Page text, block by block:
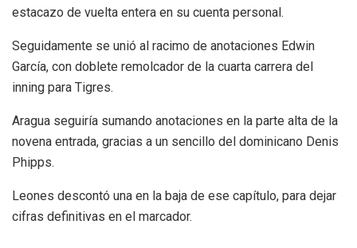
estacazo de vuelta entera en su cuenta personal.
Seguidamente se unió al racimo de anotaciones Edwin
García, con doblete remolcador de la cuarta carrera del
inning para Tigres.
Aragua seguiría sumando anotaciones en la parte alta de la
novena entrada, gracias a un sencillo del dominicano Denis
Phipps.
Leones descontó una en la baja de ese capítulo, para dejar
cifras definitivas en el marcador.